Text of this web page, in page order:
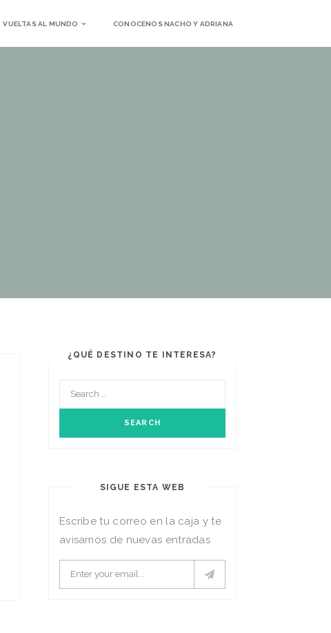
VUELTAS AL MUNDO CONOCENOS NACHO Y ADRIANA
¿QUÉ DESTINO TE INTERESA?
SIGUE ESTA WEB
Escribe tu correo en la caja y te
avisamos de nuevas entradas